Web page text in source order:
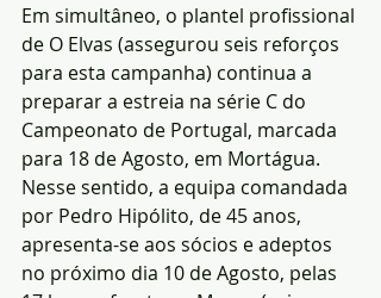
Em simultâneo, o plantel profissional
de O Elvas (assegurou seis reforços
para esta campanha) continua a
preparar a estreia na série C do
Campeonato de Portugal, marcada
para 18 de Agosto, em Mortágua.
Nesse sentido, a equipa comandada
por Pedro Hipólito, de 45 anos,
apresenta-se aos sócios e adeptos
no próximo dia 10 de Agosto, pelas